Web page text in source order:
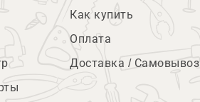
Как купить
Оплата
Доставка / Самовывоз